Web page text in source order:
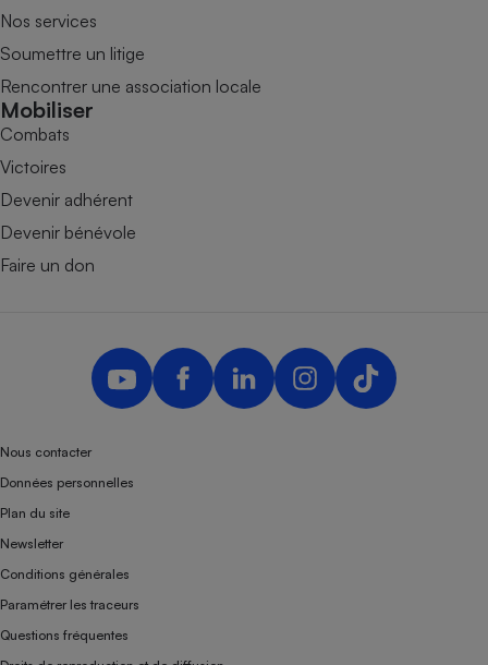
Nos services
Soumettre un litige
Rencontrer une association locale
Mobiliser
Combats
Victoires
Devenir adhérent
Devenir bénévole
Faire un don
Nous contacter
Données personnelles
Plan du site
Newsletter
Conditions générales
Paramétrer les traceurs
Questions fréquentes